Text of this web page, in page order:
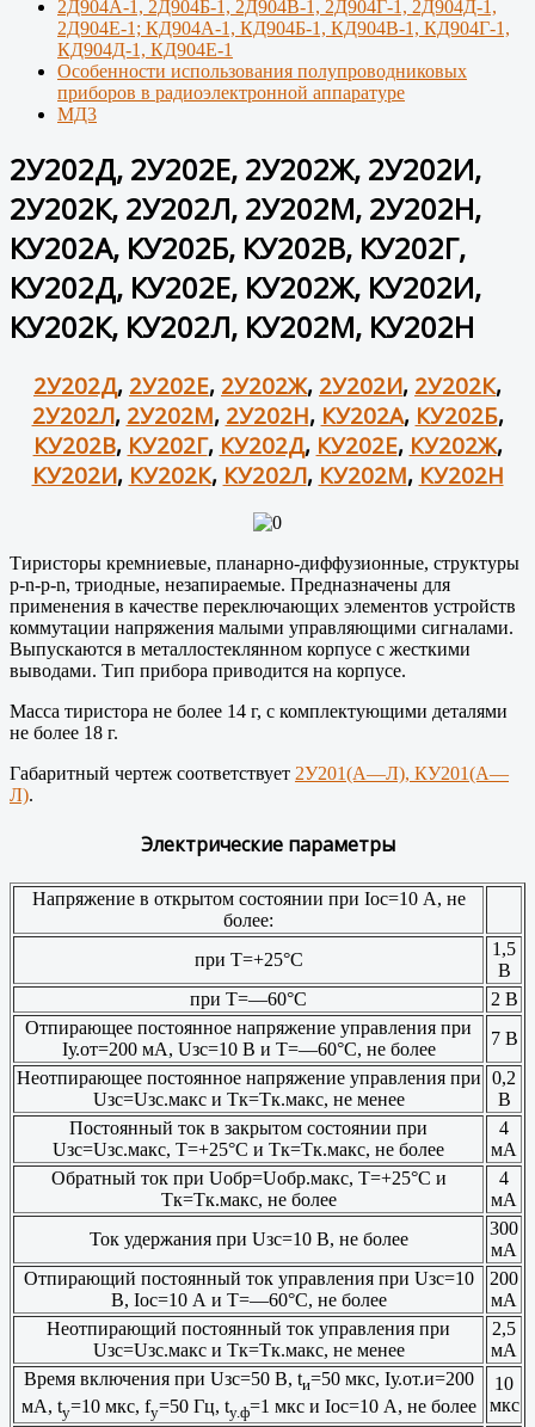
2Д904А-1, 2Д904Б-1, 2Д904В-1, 2Д904Г-1, 2Д904Д-1,
2Д904Е-1; КД904А-1, КД904Б-1, КД904В-1, КД904Г-1,
КД904Д-1, КД904Е-1
Особенности использования полупроводниковых
приборов в радиоэлектронной аппаратуре
МД3
2У202Д, 2У202Е, 2У202Ж, 2У202И,
2У202К, 2У202Л, 2У202М, 2У202Н,
КУ202А, КУ202Б, КУ202В, КУ202Г,
КУ202Д, КУ202Е, КУ202Ж, КУ202И,
КУ202К, КУ202Л, КУ202М, КУ202Н
2У202Д, 2У202Е, 2У202Ж, 2У202И, 2У202К,
2У202Л, 2У202М, 2У202Н, КУ202А, КУ202Б,
КУ202В, КУ202Г, КУ202Д, КУ202Е, КУ202Ж,
КУ202И, КУ202К, КУ202Л, КУ202М, КУ202Н
Тиристоры кремниевые, планарно-диффузионные, структуры
p-n-p-n, триодные, незапираемые. Предназначены для
применения в качестве переключающих элементов устройств
коммутации напряжения малыми управляющими сигналами.
Выпускаются в металлостеклянном корпусе с жесткими
выводами. Тип прибора приводится на корпусе.
Масса тиристора не более 14 г, с комплектующими деталями
не более 18 г.
Габаритный чертеж соответствует 2У201(А—Л), КУ201(А—
Л).
Электрические параметры
Напряжение в открытом состоянии при Iос=10 А, не
более:
при Т=+25°С
1,5
В
при Т=—60°С
2 В
Отпирающее постоянное напряжение управления при
Iу.от=200 мА, Uзс=10 В и Т=—60°С, не более
7 В
Неотпирающее постоянное напряжение управления при
Uзс=Uзс.макс и Тк=Тк.макс, не менее
0,2
В
Постоянный ток в закрытом состоянии при
Uзс=Uзс.макс, Т=+25°С и Тк=Тк.макс, не более
4
мА
Обратный ток при Uобр=Uобр.макс, Т=+25°С и
Тк=Тк.макс, не более
4
мА
Ток удержания при Uзс=10 В, не более
300
мА
Отпирающий постоянный ток управления при Uзс=10
В, Iос=10 А и Т=—60°С, не более
200
мА
Неотпирающий постоянный ток управления при
Uзс=Uзс.макс и Тк=Тк.макс, не менее
2,5
мА
Время включения при Uзс=50 В, tи=50 мкс, Iу.от.и=200
мА, tу=10 мкс, fу=50 Гц, tу.ф=1 мкс и Iос=10 А, не более
10
мкс